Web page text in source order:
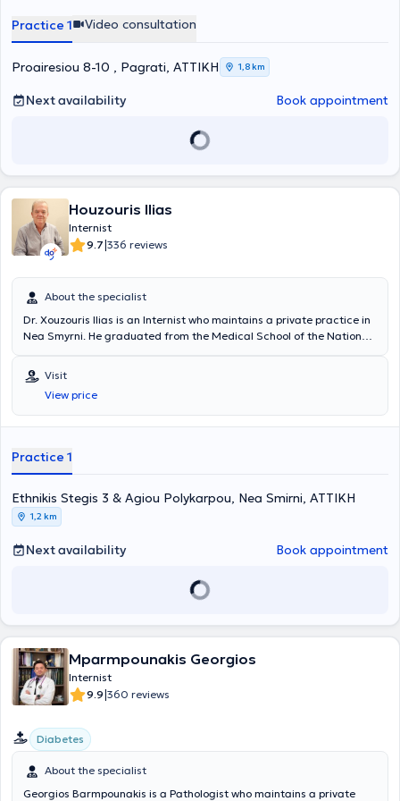
professional career, he has acquired valuable work experience by
working in numerous hospitals in Germany and the United Kingdom.
attends conferences to stay informed on topics related to
Practice 1 Video consultation
Proairesiou 8-10 , Pagrati, ΑΤΤΙΚΗ 1,8 km
Next availability Book appointment
Houzouris Ilias
Internist
9.7|336 reviews
About the specialist
Dr. Xouzouris Ilias is an Internist who maintains a private practice in
Nea Smyrni. He graduated from the Medical School of the National
certification for pre-competition athlete screening. He completed
his specialty in Internal Medicine at the 401 General Military
Hospital of Athens and the General State Hospital of Athens. He has
served as a family physician for IKA for a decade. Finally, Dr.
Visit
View price
Practice 1
Ethnikis Stegis 3 & Agiou Polykarpou, Nea Smirni, ΑΤΤΙΚΗ
1,2 km
Next availability Book appointment
Mparmpounakis Georgios
Internist
9.9|360 reviews
Diabetes
About the specialist
Georgios Barmpounakis is a Pathologist who maintains a private